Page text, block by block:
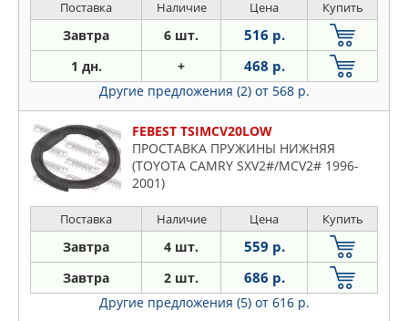
Поставка Наличие Цена Купить
Завтра 6 шт. 516 р.
1 дн. + 468 р.
Другие предложения (2) от 568 р.
FEBEST TSIMCV20LOW
ПРОСТАВКА ПРУЖИНЫ НИЖНЯЯ
(TOYOTA CAMRY SXV2#/MCV2# 1996-
2001)
Поставка Наличие Цена Купить
Завтра 4 шт. 559 р.
Завтра 2 шт. 686 р.
Другие предложения (5) от 616 р.